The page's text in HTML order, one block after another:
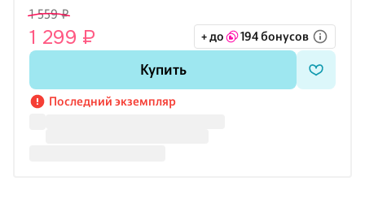
государства, вынужденного, исходя из постулатов
«славянофилов», постоянно жертвовать своими интересами
во имя умозрительных идей. Вторая часть сборника
представляет собой совокупность работ по каноническому
праву и богословских сочинений, цель которых состоит в
1 559 ₽
1 299 ₽ + до 194 бонусов
Купить
Последний экземпляр